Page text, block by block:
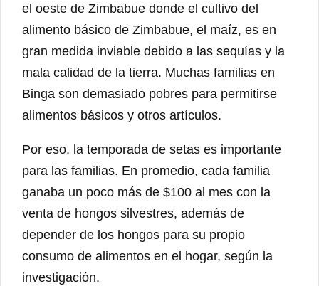
el oeste de Zimbabue donde el cultivo del
alimento básico de Zimbabue, el maíz, es en
gran medida inviable debido a las sequías y la
mala calidad de la tierra. Muchas familias en
Binga son demasiado pobres para permitirse
alimentos básicos y otros artículos.
Por eso, la temporada de setas es importante
para las familias. En promedio, cada familia
ganaba un poco más de $100 al mes con la
venta de hongos silvestres, además de
depender de los hongos para su propio
consumo de alimentos en el hogar, según la
investigación.